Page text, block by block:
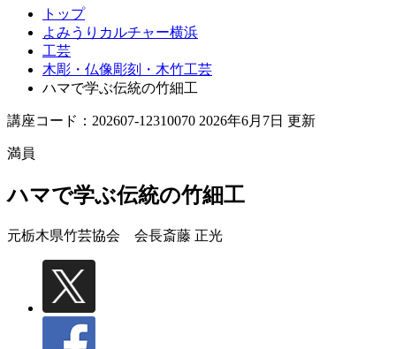
トップ
よみうりカルチャー横浜
工芸
木彫・仏像彫刻・木竹工芸
ハマで学ぶ伝統の竹細工
講座コード：202607-12310070 2026年6月7日 更新
満員
ハマで学ぶ伝統の竹細工
元栃木県竹芸協会 会長斎藤 正光